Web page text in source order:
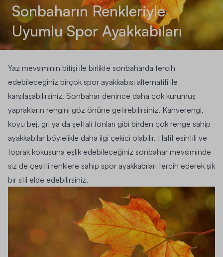
Sonbaharın Renkleriyle
Uyumlu Spor Ayakkabıları
Yaz mevsiminin bitişi ile birlikte sonbaharda tercih
edebileceğiniz birçok spor ayakkabısı alternatifi ile
karşılaşabilirsiniz. Sonbahar denince daha çok kurumuş
yaprakların rengini göz önüne getirebilirsiniz. Kahverengi,
koyu bej, gri ya da şeftali tonları gibi birden çok renge sahip
ayakkabılar böylelikle daha ilgi çekici olabilir. Hafif esintili ve
toprak kokusuna eşlik edebileceğiniz sonbahar mevsiminde
siz de çeşitli renklere sahip spor ayakkabıları tercih ederek şık
bir stil elde edebilirsiniz.